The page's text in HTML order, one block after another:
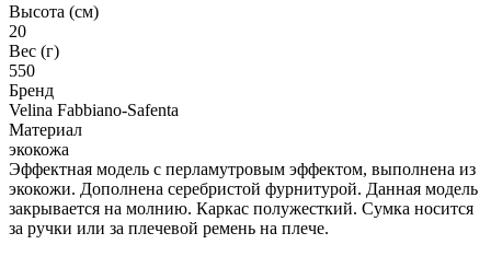
Высота (см)
20
Вес (г)
550
Бренд
Velina Fabbiano-Safenta
Материал
экокожа
Эффектная модель с перламутровым эффектом, выполнена из
экокожи. Дополнена серебристой фурнитурой. Данная модель
закрывается на молнию. Каркас полужесткий. Сумка носится
за ручки или за плечевой ремень на плече.